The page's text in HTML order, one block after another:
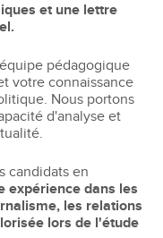
et une lettre
pédagogique
votre connaissance
Nous portons
d'analyse et
candidats en
expérience dans les
les relations
lors de l'étude